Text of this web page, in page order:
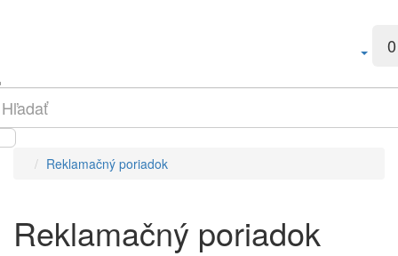
0
Reklamačný poriadok
Reklamačný poriadok